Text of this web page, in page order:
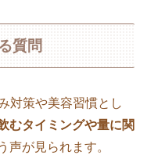
質問
対策や美容習慣とし
むタイミングや量に関
声が見られます。